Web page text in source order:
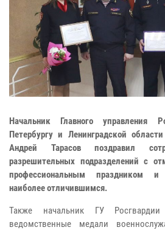
Начальник Главного управления
Петербургу и Ленинградской
Андрей Тарасов поздравил
разрешительных подразделений с
профессиональным праздником и
наиболее отличившимся.
Также начальник ГУ Росгвардии
ведомственные медали